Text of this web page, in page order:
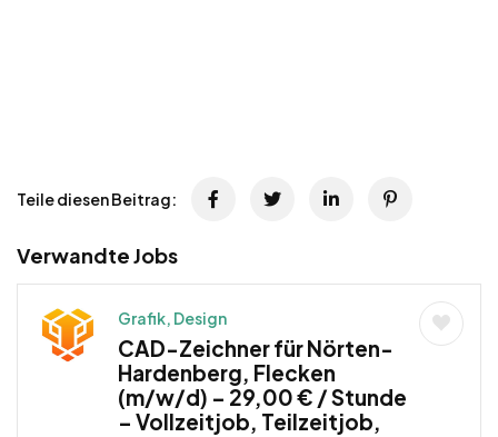
Teile diesen Beitrag:
Verwandte Jobs
Grafik, Design
CAD-Zeichner für Nörten-
Hardenberg, Flecken
(m/w/d) – 29,00 € / Stunde
– Vollzeitjob, Teilzeitjob,